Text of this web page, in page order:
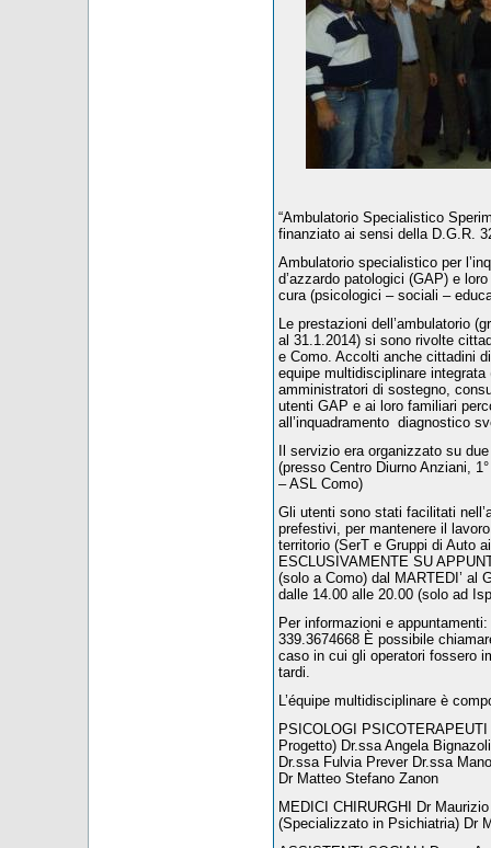
“Ambulatorio Specialistico
finanziato ai sensi della D.G.R.
Ambulatorio specialistico per
d’azzardo patologici (GAP) e
cura (psicologici – sociali –
Le prestazioni dell’ambulatorio
al 31.1.2014) si sono rivolte
e Como. Accolti anche cittadini
equipe multidisciplinare
amministratori di sostegno,
utenti GAP e ai loro familiari
all’inquadramento diagnostico
Il servizio era organizzato su
(presso Centro Diurno Anziani,
– ASL Como)
Gli utenti sono stati facilitati
prefestivi, per mantenere il
territorio (SerT e Gruppi di Auto
ESCLUSIVAMENTE SU
(solo a Como) dal MARTEDI’ al
dalle 14.00 alle 20.00 (solo ad
Per informazioni e
339.3674668 È possibile
caso in cui gli operatori fossero
tardi.
L’équipe multidisciplinare è
PSICOLOGI
Progetto) Dr.ssa Angela
Dr.ssa Fulvia Prever Dr.ssa
Dr Matteo Stefano Zanon
MEDICI CHIRURGHI Dr
(Specializzato in Psichiatria) Dr